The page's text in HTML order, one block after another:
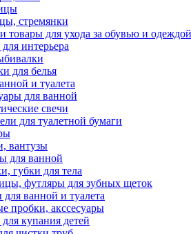
стремянки
товары для ухода за обувью и одеждой
интерьера
для белья
и туалета
для ванной
свечи
для туалетной бумаги
вантузы
для ванной
губки для тела
футляры для зубных щеток
ванной и туалета
пробки, акссесуары
купания детей